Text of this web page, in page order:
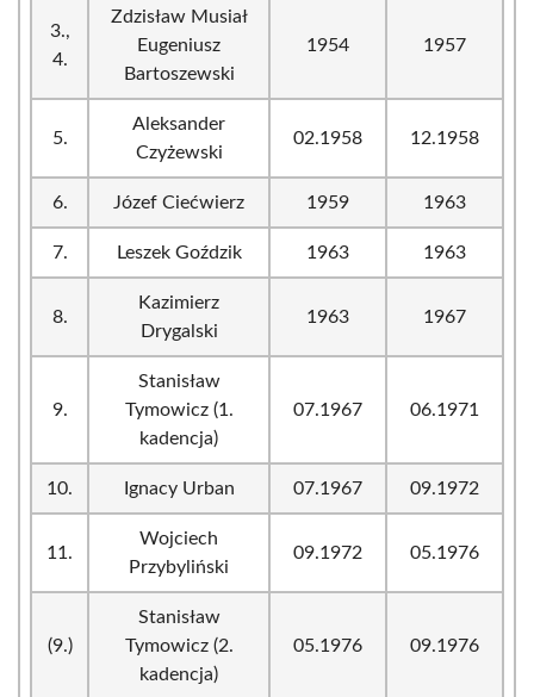
3.,
4.
Zdzisław Musiał
Eugeniusz
Bartoszewski
1954 1957
5.
Aleksander
Czyżewski
02.1958 12.1958
6. Józef Ciećwierz 1959 1963
7. Leszek Goździk 1963 1963
8.
Kazimierz
Drygalski
1963 1967
9.
Stanisław
Tymowicz (1.
kadencja)
07.1967 06.1971
10. Ignacy Urban 07.1967 09.1972
11.
Wojciech
Przybyliński
09.1972 05.1976
(9.)
Stanisław
Tymowicz (2.
kadencja)
05.1976 09.1976